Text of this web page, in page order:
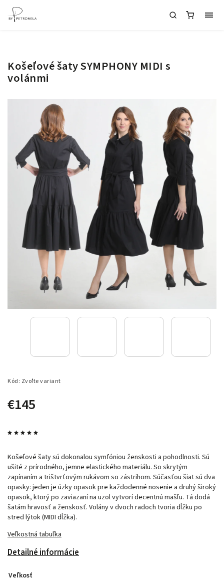
Košeľové šaty SYMPHONY MIDI s
volánmi
Kód: Zvoľte variant
€145
Košeľové šaty sú dokonalou symfóniou ženskosti a pohodlnosti. Sú
ušité z prírodného, jemne elastického materiálu. So skrytým
zapínaním a trištvrťovým rukávom so zástrihom. Súčasťou šiat sú dva
opasky: jeden je úzky opasok pre každodenné nosenie a druhý široký
opasok, ktorý po zaviazaní na uzol vytvorí decentnú mašľu. Tá dodá
šatám hravosť a ženskosť. Volány v dvoch radoch tvoria dĺžku po
stred lýtok (MIDI dĺžka).
Veľkostná tabuľka
Detailné informácie
Veľkosť